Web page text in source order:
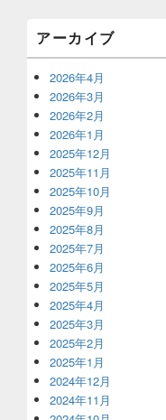
ッ
ト
エ
ア
アーカイブ
2026年4月
2026年3月
2026年2月
2026年1月
2025年12月
2025年11月
2025年10月
2025年9月
2025年8月
2025年7月
2025年6月
2025年5月
2025年4月
2025年3月
2025年2月
2025年1月
2024年12月
2024年11月